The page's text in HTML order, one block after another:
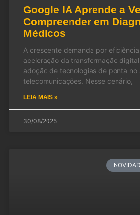
Google IA Aprende a
Compreender em
Médicos
A crescente demanda por
aceleração da transformação
adoção de tecnologias de ponta no
telecomunicações. Nesse cenário,
LEIA MAIS »
30/08/2025